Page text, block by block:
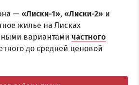
— «Лиски-1», «Лиски-2» и
жилье на Лисках
вариантами частного
до средней ценовой